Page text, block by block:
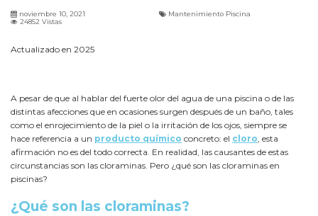
noviembre 10, 2021
Mantenimiento Piscina
24852 Vistas
Actualizado en 2025
A pesar de que al hablar del fuerte olor del agua de una piscina o de las
distintas afecciones que en ocasiones surgen después de un baño, tales
como el enrojecimiento de la piel o la irritación de los ojos, siempre se
hace referencia a un producto químico concreto: el cloro, esta
afirmación no es del todo correcta. En realidad, las causantes de estas
circunstancias son las cloraminas. Pero ¿qué son las cloraminas en
piscinas?
¿Qué son las cloraminas?